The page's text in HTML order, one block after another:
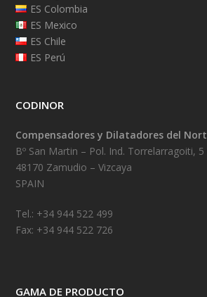
ES Colombia
ES Mexico
ES Chile
ES Perú
CODINOR
Compensadores y Dilatadores del
Bº San Martin – Pol. Ind. Torrelarragoiti, 5
48170 Zamudio – Vizcaya
SPAIN
Tel.: +34 944 522 499
Fax: +34 944 522 726
GAMA DE PRODUCTO